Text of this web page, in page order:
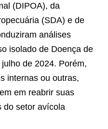
(DIPOA), da
(SDA) e de
análises
isolado de Doença de
de 2024. Porém,
internas ou outras,
em reabrir suas
do setor avícola